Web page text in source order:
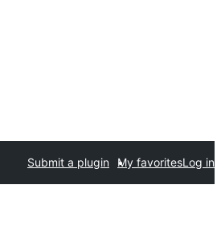
Submit a plugin My favoritesLog in